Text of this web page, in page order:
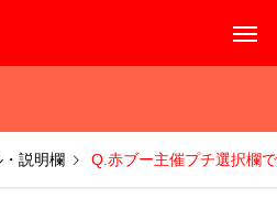
説明欄 Q.赤ブー主催プチ選択欄